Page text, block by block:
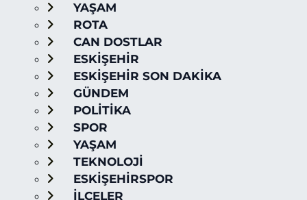
YAŞAM
ROTA
CAN DOSTLAR
ESKİŞEHİR
ESKİŞEHİR SON DAKİKA
GÜNDEM
POLİTİKA
SPOR
YAŞAM
TEKNOLOJİ
ESKİŞEHİRSPOR
İLÇELER